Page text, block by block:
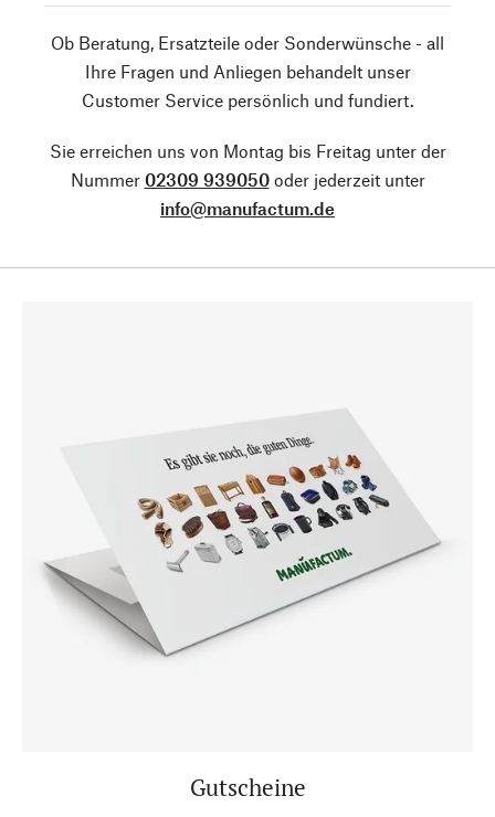
Ob Beratung, Ersatzteile oder Sonderwünsche - all
Ihre Fragen und Anliegen behandelt unser
Customer Service persönlich und fundiert.
Sie erreichen uns von Montag bis Freitag unter der
Nummer 02309 939050oder jederzeit unter
info@manufactum.de
Gutscheine